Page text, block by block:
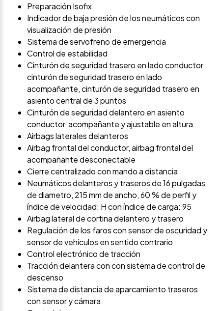
Preparación Isofix
Indicador de baja presión de los neumáticos con
visualización de presión
Sistema de servofreno de emergencia
Control de estabilidad
Cinturón de seguridad trasero en lado conductor,
cinturón de seguridad trasero en lado
acompañante, cinturón de seguridad trasero en
asiento central de 3 puntos
Cinturón de seguridad delantero en asiento
conductor, acompañante y ajustable en altura
Airbags laterales delanteros
Airbag frontal del conductor, airbag frontal del
acompañante desconectable
Cierre centralizado con mando a distancia
Neumáticos delanteros y traseros de 16 pulgadas
de diametro, 215 mm de ancho, 60 % de perfil y
índice de velocidad: H con índice de carga: 95
Airbag lateral de cortina delantero y trasero
Regulación de los faros con sensor de oscuridad y
sensor de vehículos en sentido contrario
Control electrónico de tracción
Tracción delantera con con sistema de control de
descenso
Sistema de distancia de aparcamiento traseros
con sensor y cámara